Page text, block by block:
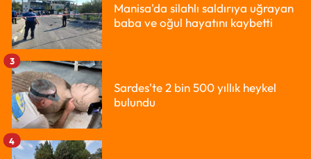
Manisa'da silahlı saldırıya uğrayan
baba ve oğul hayatını kaybetti
Sardes'te 2 bin 500 yıllık heykel
bulundu
3
4